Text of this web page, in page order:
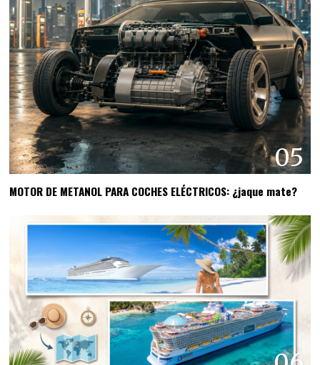
05
MOTOR DE METANOL PARA COCHES ELÉCTRICOS: ¿jaque mate?